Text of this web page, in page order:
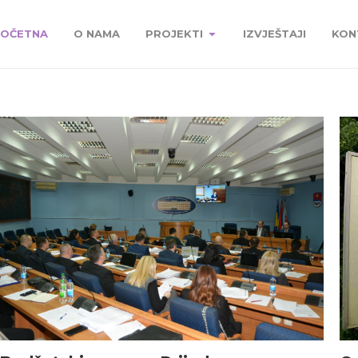
O NAMA PROJEKTI IZVJEŠTAJI